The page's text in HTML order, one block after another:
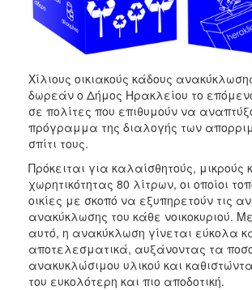
ΤΟΠΟΣ
ΑΝΘΕΚΤΙΚΗ
ΠΟΛΗ
Χίλιους οικιακούς κάδους
δωρεάν ο Δήμος Ηρακλείου το
σε πολίτες που επιθυμούν να
πρόγραμμα της διαλογής των
σπίτι τους.
Πρόκειται για καλαίσθητούς, μικρούς
χωρητικότητας 80 λίτρων, οι οποίοι
οικίες με σκοπό να εξυπηρετούν τις
ανακύκλωσης του κάθε νοικοκυριού.
αυτό, η ανακύκλωση γίνεται εύκολα
αποτελεσματικά, αυξάνοντας τα
ανακυκλώσιμου υλικού και
του ευκολότερη και πιο αποδοτική.